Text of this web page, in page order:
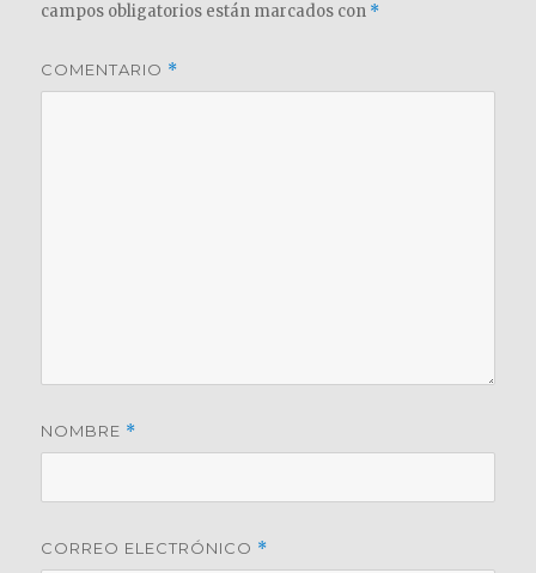
campos obligatorios están marcados con *
COMENTARIO *
NOMBRE *
CORREO ELECTRÓNICO *